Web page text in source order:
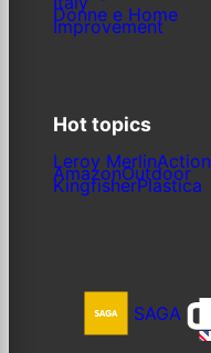
Donne e Home
Improvement
Hot topics
Leroy MerlinAction
AmazonOutdoor
KingfisherPlastica
SAGA